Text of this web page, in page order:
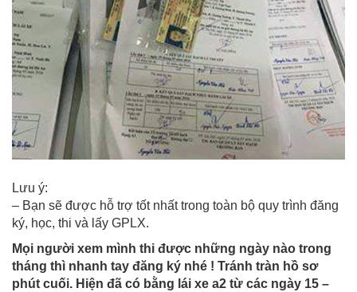
Lưu ý:
– Bạn sẽ được hỗ trợ tốt nhất trong toàn bộ quy trình đăng
ký, học, thi và lấy GPLX.
Mọi người xem mình thi được những ngày nào trong
tháng thì nhanh tay đăng ký nhé ! Tránh tràn hồ sơ
phút cuối. Hiện đã có bằng lái xe a2 từ các ngày 15 –